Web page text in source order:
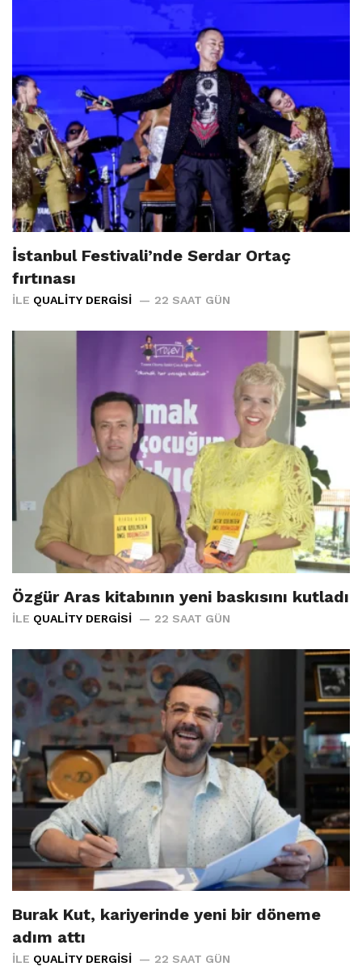
İstanbul Festivali’nde Serdar Ortaç
fırtınası
İLE QUALITY DERGISI 22 SAAT GÜN
Özgür Aras kitabının yeni baskısını kutladı
İLE QUALITY DERGISI 22 SAAT GÜN
Burak Kut, kariyerinde yeni bir döneme
adım attı
İLE QUALITY DERGISI 22 SAAT GÜN